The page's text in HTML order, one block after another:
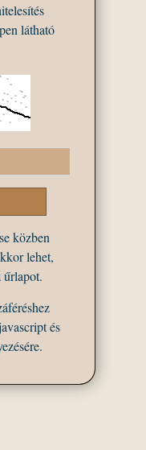
látható
közben
lehet,
és